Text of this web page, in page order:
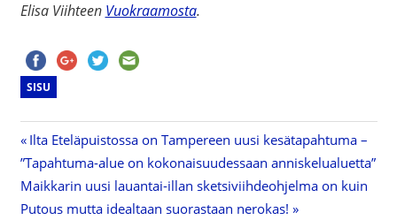
Elisa Viihteen Vuokraamosta.
SISU
Artikkelien
selaus
Previous
Post:
Ilta Eteläpuistossa on Tampereen uusi kesätapahtuma –
”Tapahtuma-alue on kokonaisuudessaan anniskelualuetta”
Next
Post:
Maikkarin uusi lauantai-illan sketsiviihdeohjelma on kuin
Putous mutta idealtaan suorastaan nerokas!